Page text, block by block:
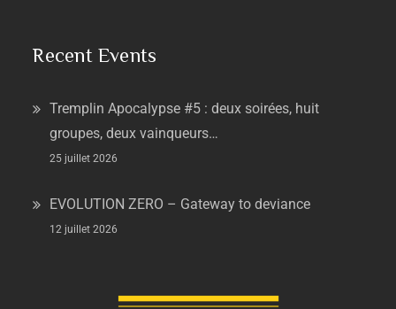
Recent Events
Tremplin Apocalypse #5 : deux soirées, huit
groupes, deux vainqueurs…
25 juillet 2026
EVOLUTION ZERO – Gateway to deviance
12 juillet 2026